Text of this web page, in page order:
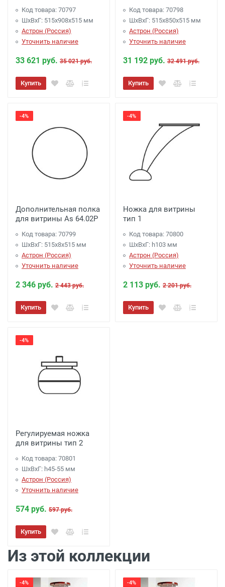
Код товара: 70797
ШхВхГ: 515х908х515 мм
Астрон (Россия)
Уточнить наличие
33 621 руб. 35 021 руб.
Купить
Код товара: 70798
ШхВхГ: 515х850х515 мм
Астрон (Россия)
Уточнить наличие
31 192 руб. 32 491 руб.
Купить
-4%
Дополнительная полка
для витрины As 64.02P
Код товара: 70799
ШхВхГ: 515х8х515 мм
Астрон (Россия)
Уточнить наличие
2 346 руб. 2 443 руб.
Купить
-4%
Ножка для витрины
тип 1
Код товара: 70800
ШхВхГ: h103 мм
Астрон (Россия)
Уточнить наличие
2 113 руб. 2 201 руб.
Купить
-4%
Регулируемая ножка
для витрины тип 2
Код товара: 70801
ШхВхГ: h45-55 мм
Астрон (Россия)
Уточнить наличие
574 руб. 597 руб.
Купить
Из этой коллекции
-4% -4%